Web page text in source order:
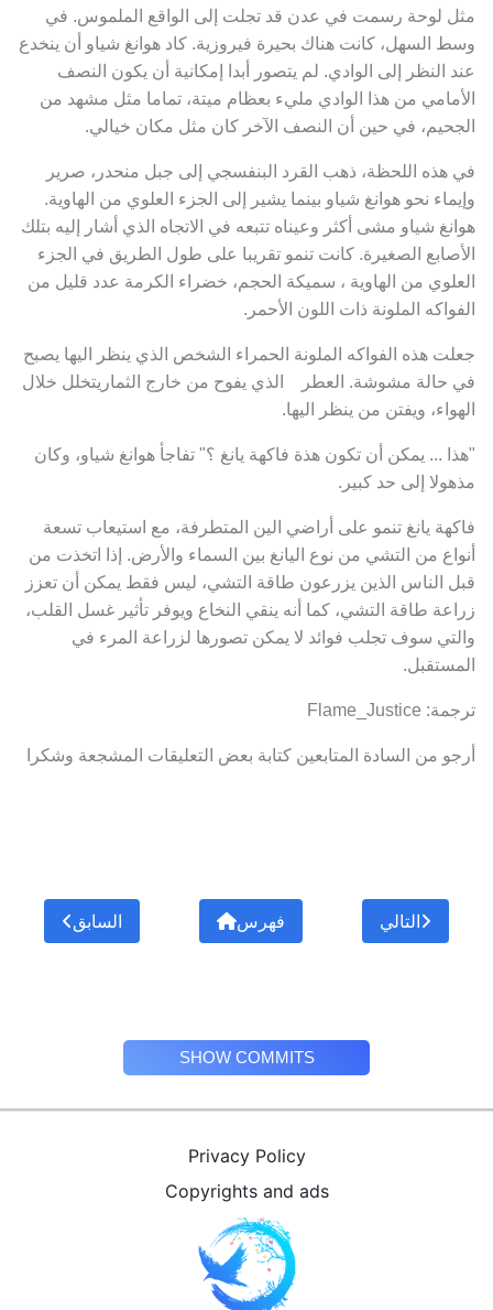
مثل لوحة رسمت في عدن قد تجلت إلى الواقع الملموس. في
وسط السهل، كانت هناك بحيرة فيروزية. كاد هوانغ شياو أن ينخدع
عند النظر إلى الوادي. لم يتصور أبدا إمكانية أن يكون النصف
الأمامي من هذا الوادي مليء بعظام ميتة، تماما مثل مشهد من
الجحيم، في حين أن النصف الآخر كان مثل مكان خيالي.
في هذه اللحظة، ذهب القرد البنفسجي إلى جبل منحدر، صرير
وإيماء نحو هوانغ شياو بينما يشير إلى الجزء العلوي من الهاوية.
هوانغ شياو مشى أكثر وعيناه تتبعه في الاتجاه الذي أشار إليه بتلك
الأصابع الصغيرة. كانت تنمو تقريبا على طول الطريق في الجزء
العلوي من الهاوية ، سميكة الحجم، خضراء الكرمة عدد قليل من
الفواكه الملونة ذات اللون الأحمر.
جعلت هذه الفواكه الملونة الحمراء الشخص الذي ينظر اليها يصبح
في حالة مشوشة. العطر الذي يفوح من خارج الثماريتخلل خلال
الهواء، ويفتن من ينظر اليها.
"هذا ... يمكن أن تكون هذة فاكهة يانغ ؟" تفاجأ هوانغ شياو، وكان
مذهولا إلى حد كبير.
فاكهة يانغ تنمو على أراضي الين المتطرفة، مع استيعاب تسعة
أنواع من التشي من نوع اليانغ بين السماء والأرض. إذا اتخذت من
قبل الناس الذين يزرعون طاقة التشي، ليس فقط يمكن أن تعزز
زراعة طاقة التشي، كما أنه ينقي النخاع ويوفر تأثير غسل القلب،
والتي سوف تجلب فوائد لا يمكن تصورها لزراعة المرء في
المستقبل.
ترجمة: Flame_Justice
أرجو من السادة المتابعين كتابة بعض التعليقات المشجعة وشكرا
السابق فهرس التالي
SHOW COMMITS
Privacy Policy
Copyrights and ads